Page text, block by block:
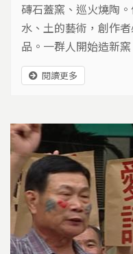
磚石蓋窯、巡火燒陶
水、土的藝術，創作
品。一群人開始造新
的陶藝世界…
閱讀更多